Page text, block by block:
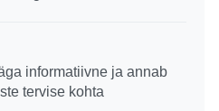
informatiivne ja annab
tervise kohta